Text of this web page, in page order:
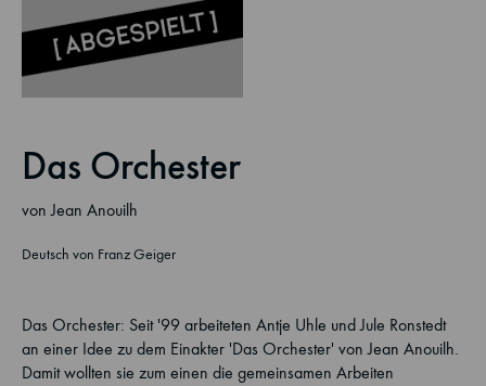
Das Orchester
von Jean Anouilh
Deutsch von Franz Geiger
Das Orchester: Seit '99 arbeiteten Antje Uhle und Jule Ronstedt
an einer Idee zu dem Einakter 'Das Orchester' von Jean Anouilh.
Damit wollten sie zum einen die gemeinsamen Arbeiten